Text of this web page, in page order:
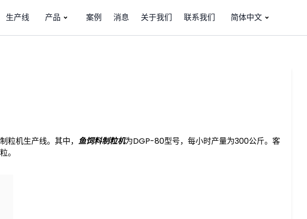
生产线 产品 案例 消息 关于我们 联系我们 简体中文
粒机生产线。其中， 鱼饲料制粒机为DGP-80型号，每小时产量为300公斤。客
。